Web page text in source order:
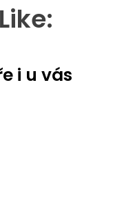
i u vás